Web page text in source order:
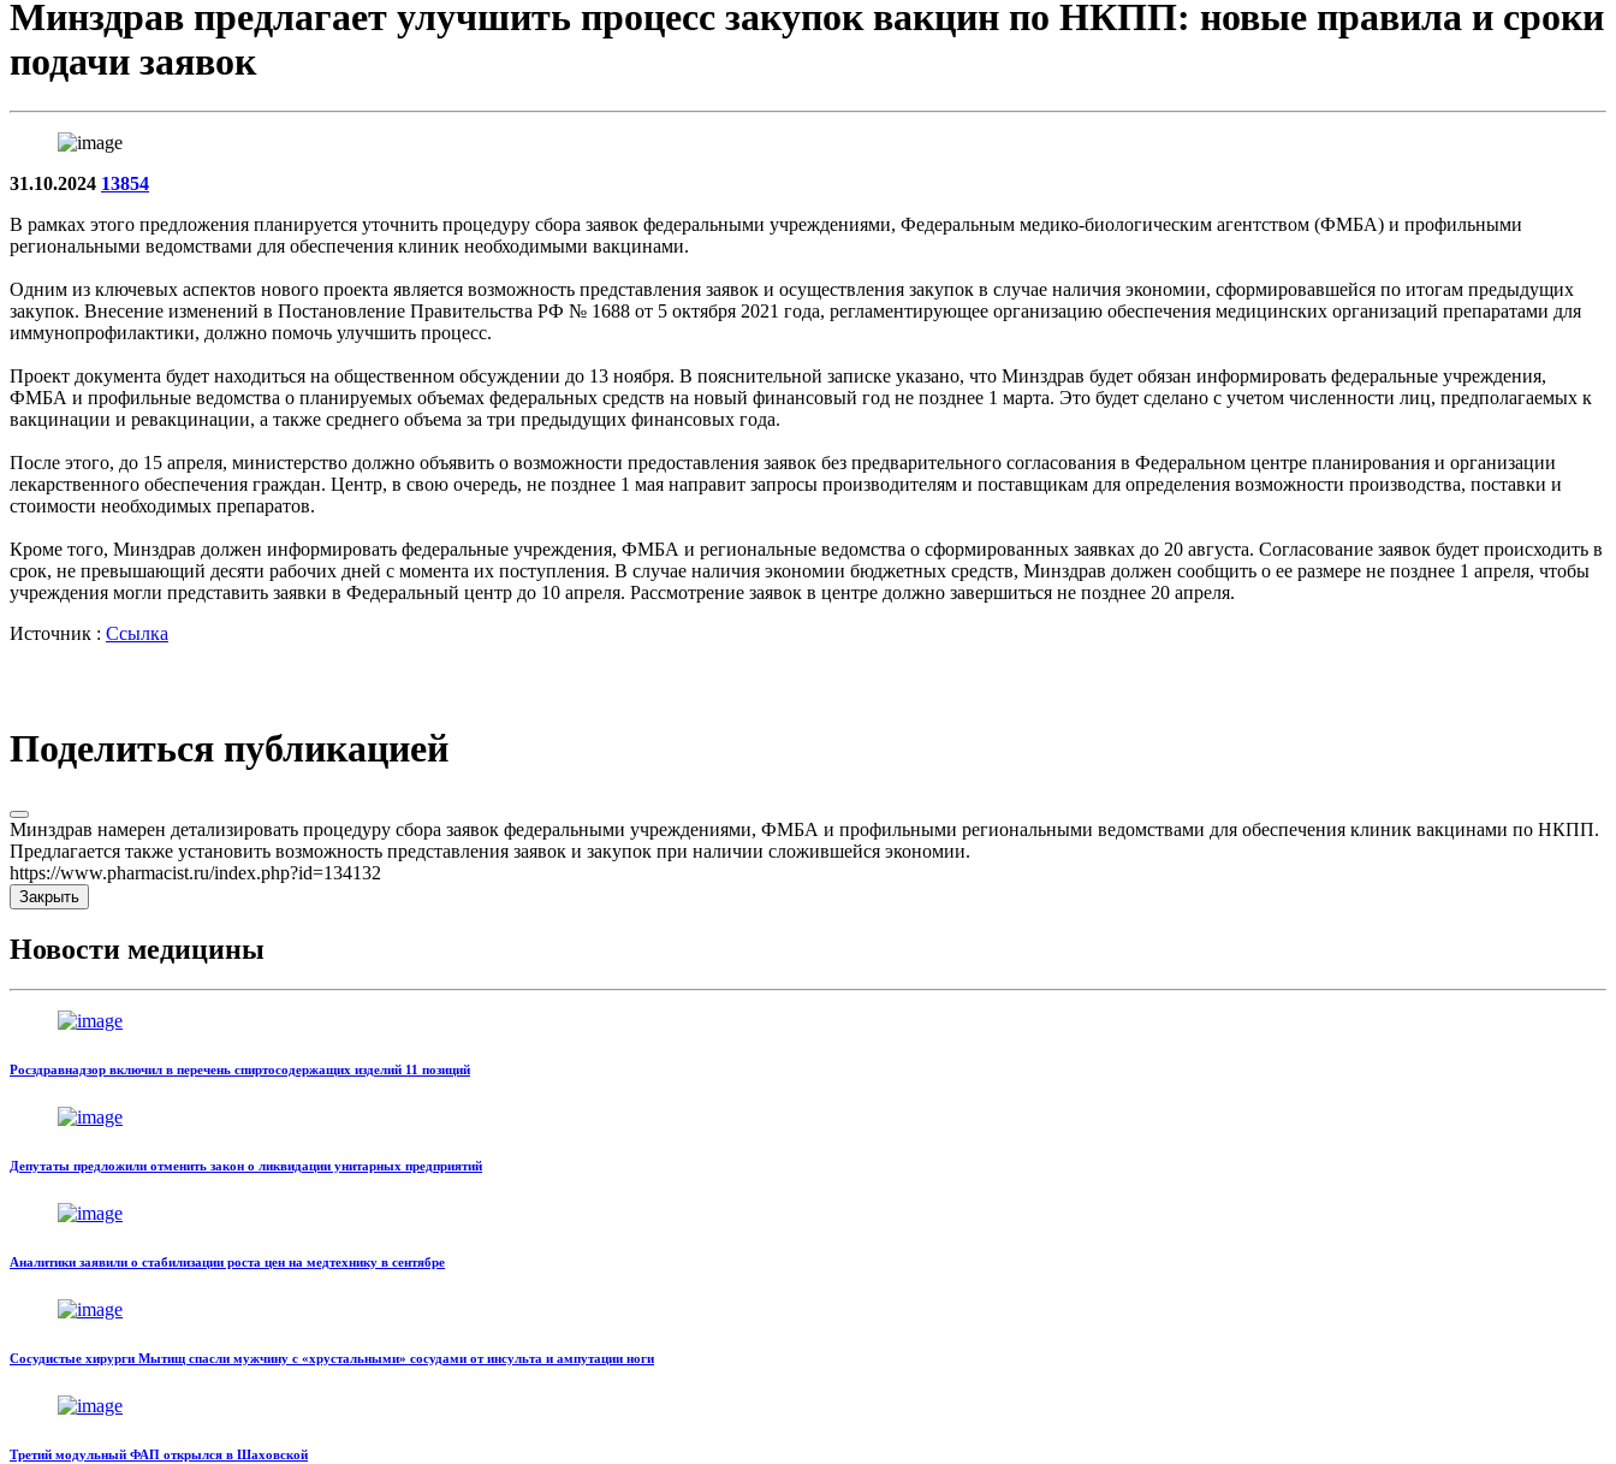
Минздрав предлагает улучшить процесс закупок вакцин по НКПП: новые правила и сроки
подачи заявок
31.10.2024 13854
В рамках этого предложения планируется уточнить процедуру сбора заявок федеральными учреждениями, Федеральным медико-биологическим агентством (ФМБА) и профильными
региональными ведомствами для обеспечения клиник необходимыми вакцинами.
Одним из ключевых аспектов нового проекта является возможность представления заявок и осуществления закупок в случае наличия экономии, сформировавшейся по итогам предыдущих
закупок. Внесение изменений в Постановление Правительства РФ № 1688 от 5 октября 2021 года, регламентирующее организацию обеспечения медицинских организаций препаратами для
иммунопрофилактики, должно помочь улучшить процесс.
Проект документа будет находиться на общественном обсуждении до 13 ноября. В пояснительной записке указано, что Минздрав будет обязан информировать федеральные учреждения,
ФМБА и профильные ведомства о планируемых объемах федеральных средств на новый финансовый год не позднее 1 марта. Это будет сделано с учетом численности лиц, предполагаемых к
вакцинации и ревакцинации, а также среднего объема за три предыдущих финансовых года.
После этого, до 15 апреля, министерство должно объявить о возможности предоставления заявок без предварительного согласования в Федеральном центре планирования и организации
лекарственного обеспечения граждан. Центр, в свою очередь, не позднее 1 мая направит запросы производителям и поставщикам для определения возможности производства, поставки и
стоимости необходимых препаратов.
Кроме того, Минздрав должен информировать федеральные учреждения, ФМБА и региональные ведомства о сформированных заявках до 20 августа. Согласование заявок будет происходить в
срок, не превышающий десяти рабочих дней с момента их поступления. В случае наличия экономии бюджетных средств, Минздрав должен сообщить о ее размере не позднее 1 апреля, чтобы
учреждения могли представить заявки в Федеральный центр до 10 апреля. Рассмотрение заявок в центре должно завершиться не позднее 20 апреля.
Источник : Ссылка
Поделиться публикацией
Минздрав намерен детализировать процедуру сбора заявок федеральными учреждениями, ФМБА и профильными региональными ведомствами для обеспечения клиник вакцинами по НКПП.
Предлагается также установить возможность представления заявок и закупок при наличии сложившейся экономии.
https://www.pharmacist.ru/index.php?id=134132
Закрыть
Новости медицины
Росздравнадзор включил в перечень спиртосодержащих изделий 11 позиций
Депутаты предложили отменить закон о ликвидации унитарных предприятий
Аналитики заявили о стабилизации роста цен на медтехнику в сентябре
Сосудистые хирурги Мытищ спасли мужчину с «хрустальными» сосудами от инсульта и ампутации ноги
Третий модульный ФАП открылся в Шаховской